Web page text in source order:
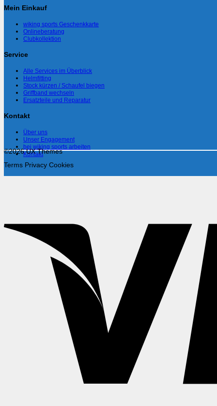
Mein Einkauf
wiking sports Geschenkkarte
Onlineberatung
Clubkollektion
Service
Alle Services im Überblick
Helmfitting
Stock kürzen / Schaufel biegen
Griffband wechseln
Ersatzteile und Reparatur
Kontakt
Über uns
Unser Engagement
bei wiking sports arbeiten
Kontakt
©2026 UX Themes
Terms Privacy Cookies